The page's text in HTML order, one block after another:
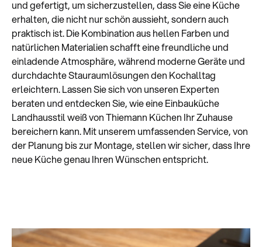
und gefertigt, um sicherzustellen, dass Sie eine Küche
erhalten, die nicht nur schön aussieht, sondern auch
praktisch ist. Die Kombination aus hellen Farben und
natürlichen Materialien schafft eine freundliche und
einladende Atmosphäre, während moderne Geräte und
durchdachte Stauraumlösungen den Kochalltag
erleichtern. Lassen Sie sich von unseren Experten
beraten und entdecken Sie, wie eine Einbauküche
Landhausstil weiß von Thiemann Küchen Ihr Zuhause
bereichern kann. Mit unserem umfassenden Service, von
der Planung bis zur Montage, stellen wir sicher, dass Ihre
neue Küche genau Ihren Wünschen entspricht.